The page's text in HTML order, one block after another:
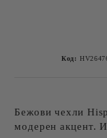
Код:
Бежови чехли
модерен акцент.